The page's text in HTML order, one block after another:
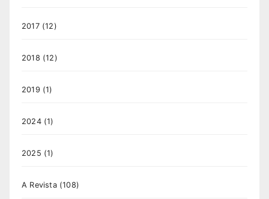
2017(12)
2018 (12)
2019 (1)
2024(1)
2025 (1)
A Revista(108)